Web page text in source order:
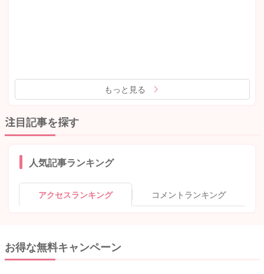
もっと見る
注目記事を探す
人気記事ランキング
アクセスランキング コメントランキング
お得な無料キャンペーン